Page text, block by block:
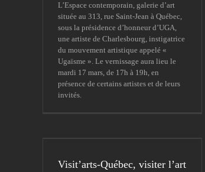
L’Espace contemporain, galerie d’art
située au 313, rue Saint-Jean à Québec,
sous la présidence d’honneur d’UGA,
une artiste de Charlesbourg, instigatrice
du mouvement artistique appelé «
Ugaïsme ». Le vernissage aura lieu le
mardi 17 mars, de 17h à 19h, en
présence de certains artistes et de leurs
invités.
Visit’arts-Québec, visiter l’art